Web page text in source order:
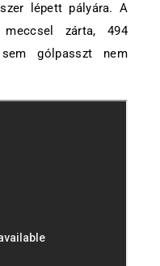
lépett pályára. A
zárta, 494
gólpasszt nem